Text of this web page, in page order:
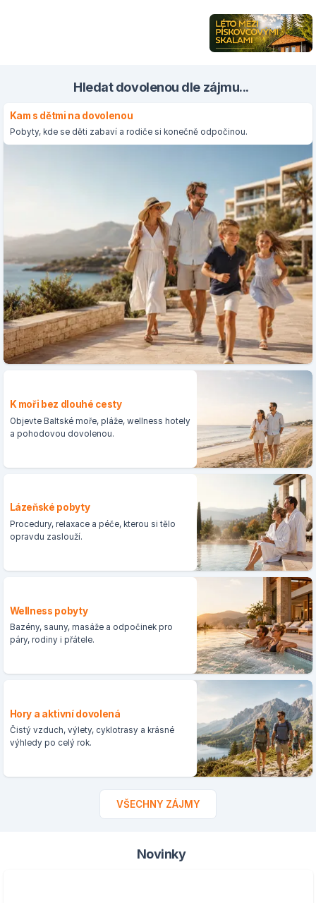
Hledat dovolenou dle zájmu...
Kam s dětmi na dovolenou
Pobyty, kde se děti zabaví a rodiče si konečně odpočinou.
K moři bez dlouhé cesty
Objevte Baltské moře, pláže, wellness hotely
a pohodovou dovolenou.
Lázeňské pobyty
Procedury, relaxace a péče, kterou si tělo
opravdu zaslouží.
Wellness pobyty
Bazény, sauny, masáže a odpočinek pro
páry, rodiny i přátele.
Hory a aktivní dovolená
Čistý vzduch, výlety, cyklotrasy a krásné
výhledy po celý rok.
VŠECHNY ZÁJMY
Novinky